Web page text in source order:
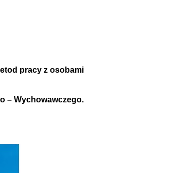
pracy z osobami
– Wychowawczego.